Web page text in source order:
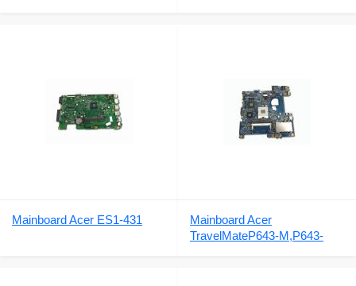
Mainboard Acer ES1-431
Mainboard Acer
TravelMateP643-M,P643-